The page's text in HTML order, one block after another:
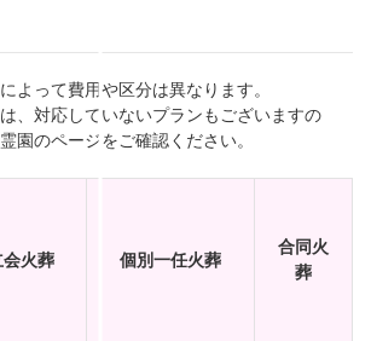
よって費用や区分は異なります。
、対応していないプランもございますの
園のページをご確認ください。
火葬 個別一任火葬
合同火
葬